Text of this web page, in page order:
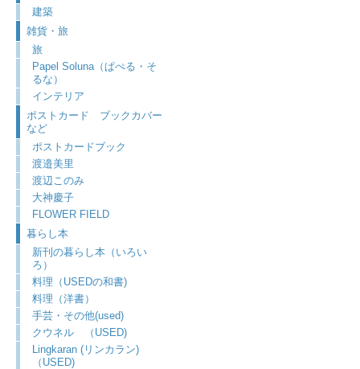
建築
雑貨・旅
旅
Papel Soluna（ぱぺる・そ
るな）
インテリア
ポストカード ブックカバー
など
ポストカードブック
渡邉美里
渡辺このみ
大神慶子
FLOWER FIELD
暮らし本
新刊の暮らし本（いろい
ろ）
料理（USEDの和書)
料理（洋書）
手芸・その他(used)
クウネル （USED)
Lingkaran (リンカラン)
（USED)